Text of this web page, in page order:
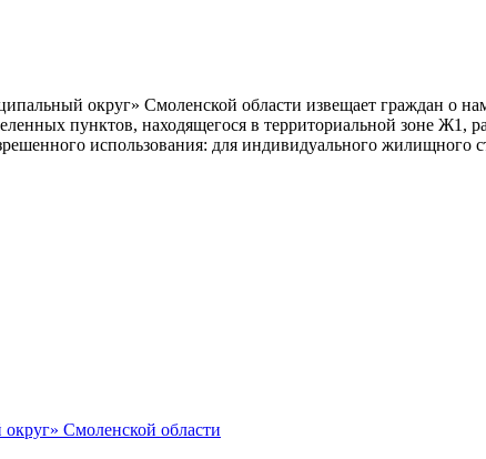
округ» Смоленской области извещает граждан о
пунктов, находящегося в территориальной зоне Ж1,
использования: для индивидуального жилищного
Смоленской области